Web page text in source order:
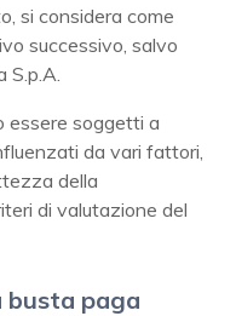
si considera come
successivo, salvo
S.p.A.
essere soggetti a
da vari fattori,
della
di valutazione del
busta paga